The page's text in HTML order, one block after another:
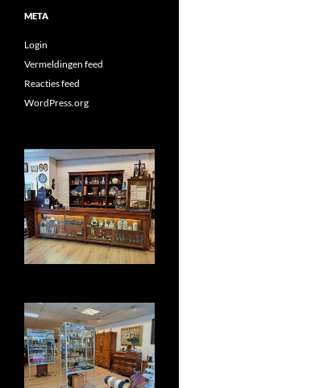
META
Login
Vermeldingen feed
Reacties feed
WordPress.org